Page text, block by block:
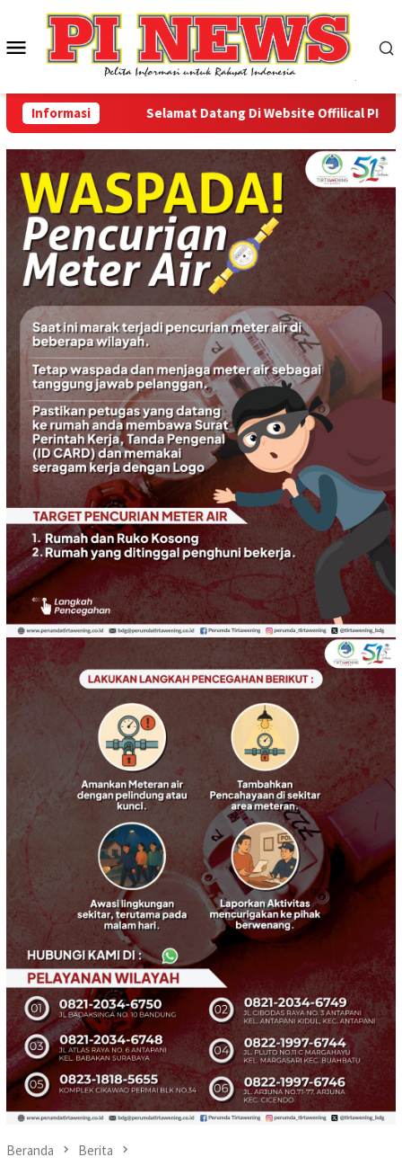
konten
Menu
Mobile
Informasi Selamat Datang Di Website Offilical PI-
Beranda Berita